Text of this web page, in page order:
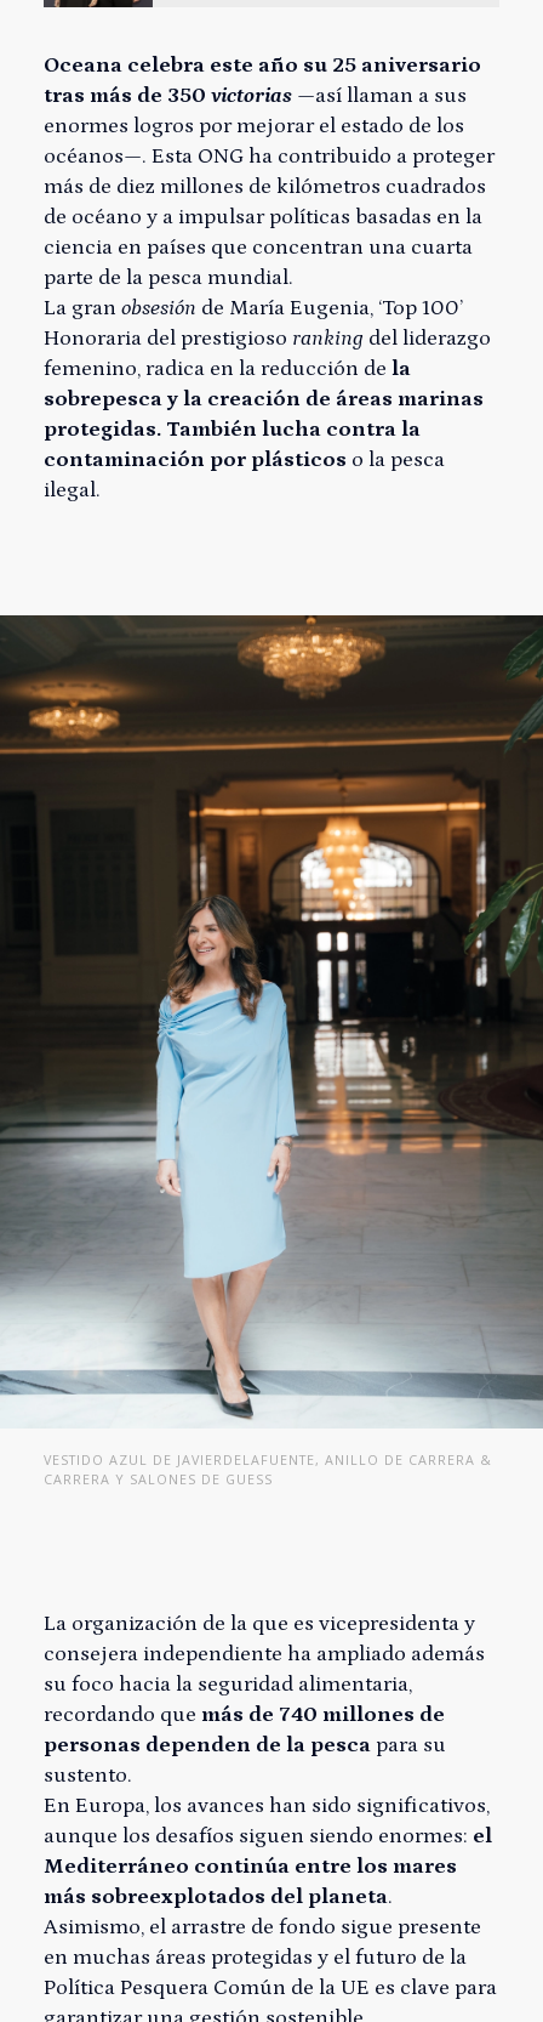
Oceana celebra este año su 25 aniversario
tras más de 350 victorias —así llaman a sus
enormes logros por mejorar el estado de los
océanos—. Esta ONG ha contribuido a proteger
más de diez millones de kilómetros cuadrados
de océano y a impulsar políticas basadas en la
ciencia en países que concentran una cuarta
parte de la pesca mundial.
La gran obsesión de María Eugenia, ‘Top 100’
Honoraria del prestigioso ranking del liderazgo
femenino, radica en la reducción de la
sobrepesca y la creación de áreas marinas
protegidas. También lucha contra la
contaminación por plásticos o la pesca
ilegal.
VESTIDO AZUL DE JAVIERDELAFUENTE, ANILLO DE CARRERA &
CARRERA Y SALONES DE GUESS
La organización de la que es vicepresidenta y
consejera independiente ha ampliado además
su foco hacia la seguridad alimentaria,
recordando que más de 740 millones de
personas dependen de la pescapara su
sustento.
En Europa, los avances han sido significativos,
aunque los desafíos siguen siendo enormes: el
Mediterráneo continúa entre los mares
más sobreexplotados del planeta.
Asimismo, el arrastre de fondo sigue presente
en muchas áreas protegidas y el futuro de la
Política Pesquera Común de la UE es clave para